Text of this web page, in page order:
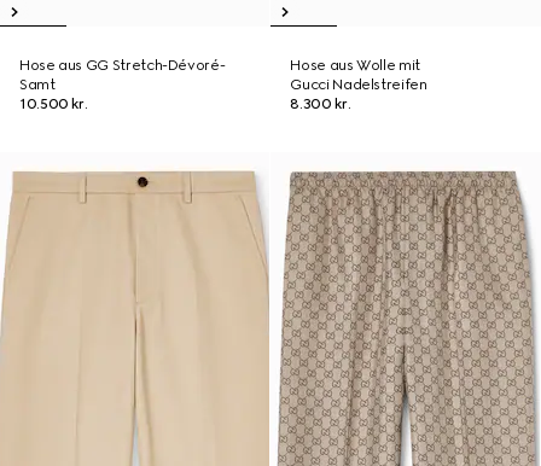
Hose aus GG Stretch-Dévoré-
Samt
10.500 kr.
Hose aus Wolle mit
Gucci Nadelstreifen
8.300 kr.